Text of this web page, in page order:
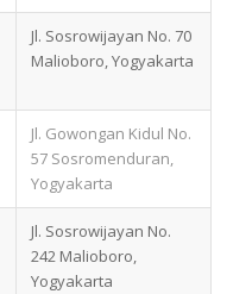
Jl. Sosrowijayan No. 70
Malioboro, Yogyakarta
Jl. Gowongan Kidul No.
57 Sosromenduran,
Yogyakarta
Jl. Sosrowijayan No.
242 Malioboro,
Yogyakarta